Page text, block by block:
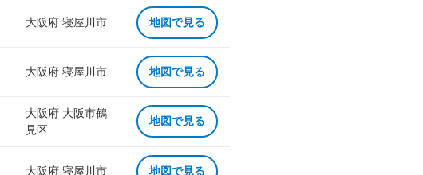
大阪府 寝屋川市 地図で見る
大阪府 寝屋川市 地図で見る
大阪府 大阪市鶴
見区
地図で見る
大阪府 寝屋川市 地図で見る